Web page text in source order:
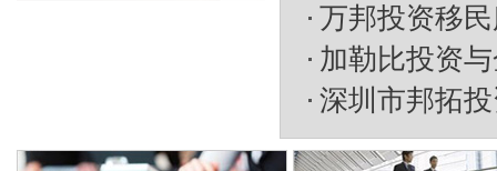
万邦投资移
加勒比投资
深圳市邦拓